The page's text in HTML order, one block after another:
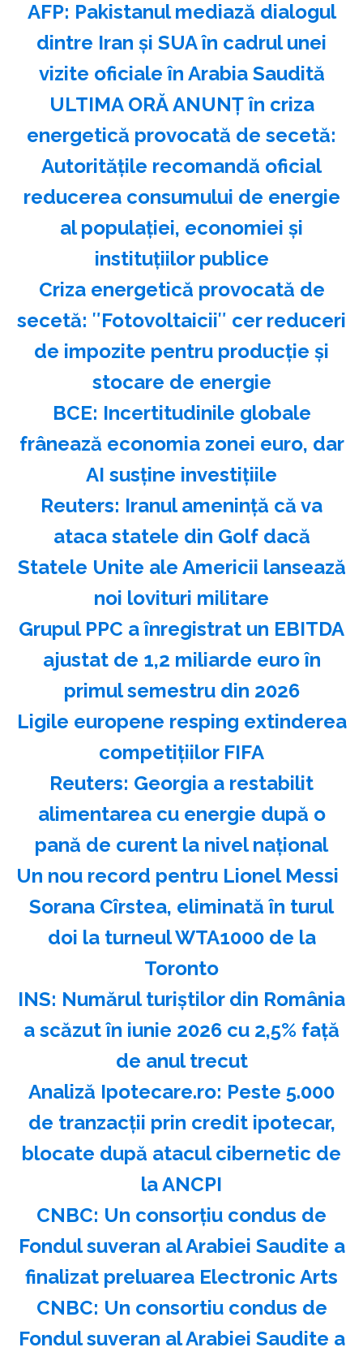
AFP: Pakistanul mediază dialogul
dintre Iran şi SUA în cadrul unei
vizite oficiale în Arabia Saudită
ULTIMA ORĂ ANUNȚ în criza
energetică provocată de secetă:
Autoritățile recomandă oficial
reducerea consumului de energie
al populației, economiei și
instituțiilor publice
Criza energetică provocată de
secetă: ″Fotovoltaicii″ cer reduceri
de impozite pentru producție și
stocare de energie
BCE: Incertitudinile globale
frânează economia zonei euro, dar
AI susţine investiţiile
Reuters: Iranul ameninţă că va
ataca statele din Golf dacă
Statele Unite ale Americii lansează
noi lovituri militare
Grupul PPC a înregistrat un EBITDA
ajustat de 1,2 miliarde euro în
primul semestru din 2026
Ligile europene resping extinderea
competiţiilor FIFA
Reuters: Georgia a restabilit
alimentarea cu energie după o
pană de curent la nivel naţional
Un nou record pentru Lionel Messi
Sorana Cîrstea, eliminată în turul
doi la turneul WTA1000 de la
Toronto
INS: Numărul turiştilor din România
a scăzut în iunie 2026 cu 2,5% faţă
de anul trecut
Analiză Ipotecare.ro: Peste 5.000
de tranzacţii prin credit ipotecar,
blocate după atacul cibernetic de
la ANCPI
CNBC: Un consorţiu condus de
Fondul suveran al Arabiei Saudite a
finalizat preluarea Electronic Arts
CNBC: Un consortiu condus de
Fondul suveran al Arabiei Saudite a